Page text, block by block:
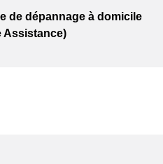
de dépannage à domicile
Assistance)